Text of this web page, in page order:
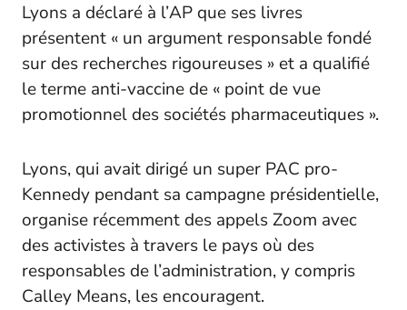
Lyons a déclaré à l’AP que ses livres
présentent « un argument responsable fondé
sur des recherches rigoureuses » et a qualifié
le terme anti-vaccine de « point de vue
promotionnel des sociétés pharmaceutiques ».
Lyons, qui avait dirigé un super PAC pro-
Kennedy pendant sa campagne présidentielle,
organise récemment des appels Zoom avec
des activistes à travers le pays où des
responsables de l’administration, y compris
Calley Means, les encouragent.